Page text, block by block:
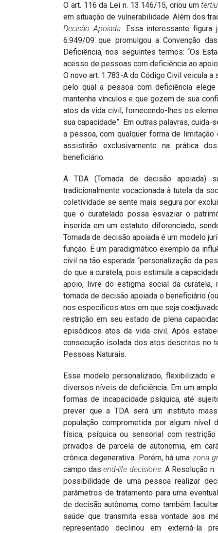
Encontre um Escritório
O art. 116 da Lei n. 13.146/15, criou um
em situação de vulnerabilidade. Além dos
Decisão Apoiada. Essa interessante figura
6.949/09 que promulgou a Convenção
Deficiência, nos seguintes termos: “Os
acesso de pessoas com deficiência ao
O novo art. 1.783-A do Código Civil veicula
pelo qual a pessoa com deficiência
mantenha vínculos e que gozem de sua
atos da vida civil, fornecendo-lhes os
sua capacidade”. Em outras palavras,
a pessoa, com qualquer forma de
assistirão exclusivamente na prática
beneficiário.
A TDA (Tomada de decisão apoiada)
tradicionalmente vocacionada à tutela da
coletividade se sente mais segura por
que o curatelado possa esvaziar o
inserida em um estatuto diferenciado,
Tomada de decisão apoiada é um modelo
função. É um paradigmático exemplo da
civil na tão esperada “personalização da
do que a curatela, pois estimula a
apoio, livre do estigma social da curatela,
tomada de decisão apoiada o beneficiário
nos específicos atos em que seja
restrição em seu estado de plena
episódicos atos da vida civil. Após
consecução isolada dos atos descritos no
Pessoas Naturais.
Esse modelo personalizado, flexibilizado
diversos níveis de deficiência. Em um
formas de incapacidade psíquica, até
prever que a TDA será um instituto
população comprometida por algum nível
física, psíquica ou sensorial com
privados de parcela de autonomia, em
crônica degenerativa. Porém, há uma zona
campo dasend-life decisions. A Resolução
possibilidade de uma pessoa realizar
parâmetros de tratamento para uma
de decisão autônoma, como também
saúde que transmita essa vontade aos
representado declinou em externá-la